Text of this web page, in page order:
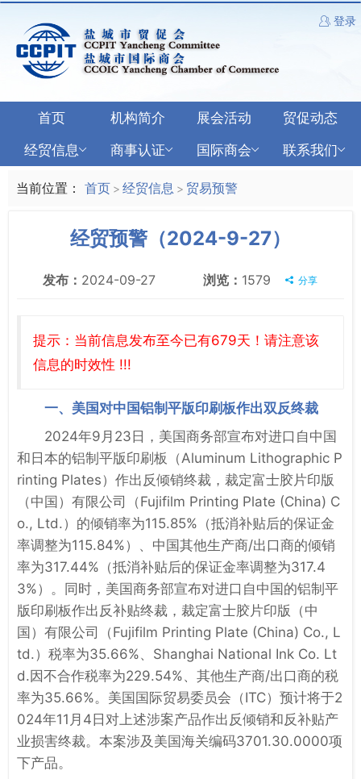
登录
首页 机构简介 展会活动
贸促动态
经贸信息
商事认证 国际商会 联系我们
当前位置： 首页 > 经贸信息 > 贸易预警
经贸预警（2024-9-27）
发布： 2024-09-27 浏览： 1579 分享
提示：当前信息发布至今已有679天！请注意该
信息的时效性 !!!
一、美国对中国铝制平版印刷板作出双反终裁
2024年9月23日，美国商务部宣布对进口自中国
和日本的铝制平版印刷板（Aluminum Lithographic P
rinting Plates）作出反倾销终裁，裁定富士胶片印版
（中国）有限公司（Fujifilm Printing Plate (China) C
o., Ltd.）的倾销率为115.85%（抵消补贴后的保证金
率调整为115.84%）、中国其他生产商/出口商的倾销
率为317.44%（抵消补贴后的保证金率调整为317.4
3%）。同时，美国商务部宣布对进口自中国的铝制平
版印刷板作出反补贴终裁，裁定富士胶片印版（中
国）有限公司（Fujifilm Printing Plate (China) Co., L
td.）税率为35.66%、Shanghai National Ink Co. Lt
d.因不合作税率为229.54%、其他生产商/出口商的税
率为35.66%。美国国际贸易委员会（ITC）预计将于2
024年11月4日对上述涉案产品作出反倾销和反补贴产
业损害终裁。本案涉及美国海关编码3701.30.0000项
下产品。